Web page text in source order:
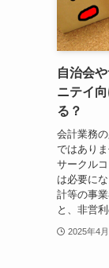
自治会
ニテイ
る？
会計業務
ではあり
サークル
は必要に
計等の事
と、非営
2025年4